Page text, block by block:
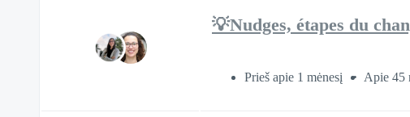
💡Nudges, étapes du
Prieš apie 1 mėnesį Apie 45